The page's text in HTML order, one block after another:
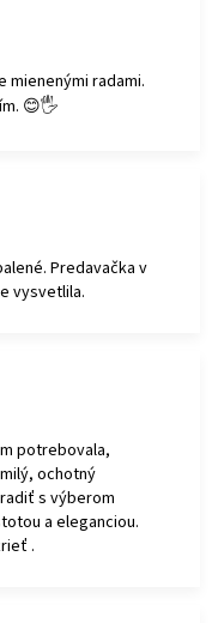
mienenými radami.
😊🖐
Predavačka v
vysvetlila.
potrebovala,
ochotný
s výberom
a eleganciou.
.